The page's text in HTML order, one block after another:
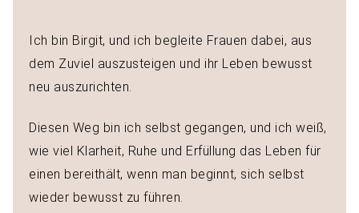
Ich bin Birgit, und ich begleite Frauen dabei, aus
dem Zuviel auszusteigen und ihr Leben bewusst
neu auszurichten.
Diesen Weg bin ich selbst gegangen, und ich weiß,
wie viel Klarheit, Ruhe und Erfüllung das Leben für
einen bereithält, wenn man beginnt, sich selbst
wieder bewusst zu führen.